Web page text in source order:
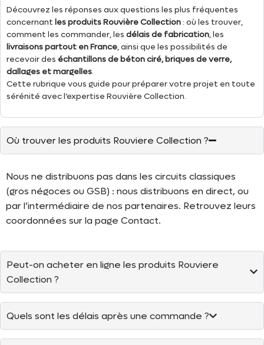
Découvrez les réponses aux questions les plus fréquentes
concernant les produits Rouvière Collection : où les trouver,
comment les commander, les délais de fabrication, les
livraisons partout en France, ainsi que les possibilités de
recevoir des échantillons de béton ciré, briques de verre,
dallages et margelles.
Cette rubrique vous guide pour préparer votre projet en toute
sérénité avec l’expertise Rouvière Collection.
Où trouver les produits Rouviere Collection ?
Nous ne distribuons pas dans les circuits classiques
(gros négoces ou GSB) : nous distribuons en direct, ou
par l’intermédiaire de nos partenaires. Retrouvez leurs
coordonnées sur la page Contact.
Peut-on acheter en ligne les produits Rouviere
Collection ?
Quels sont les délais après une commande ?